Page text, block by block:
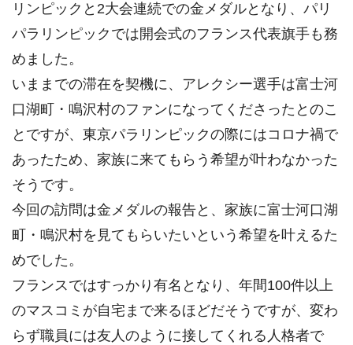
リンピックと2大会連続での金メダルとなり、パリ
パラリンピックでは開会式のフランス代表旗手も務
めました。
いままでの滞在を契機に、アレクシー選手は富士河
口湖町・鳴沢村のファンになってくださったとのこ
とですが、東京パラリンピックの際にはコロナ禍で
あったため、家族に来てもらう希望が叶わなかった
そうです。
今回の訪問は金メダルの報告と、家族に富士河口湖
町・鳴沢村を見てもらいたいという希望を叶えるた
めでした。
フランスではすっかり有名となり、年間100件以上
のマスコミが自宅まで来るほどだそうですが、変わ
らず職員には友人のように接してくれる人格者で